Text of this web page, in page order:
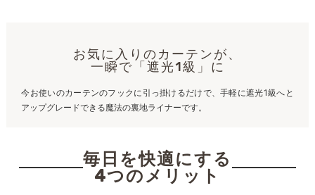
お気に入りのカーテンが、
一瞬で「遮光1級」に
今お使いのカーテンのフックに引っ掛けるだけで、手軽に遮光1級へと
アップグレードできる魔法の裏地ライナーです。
毎日を快適にする
4つのメリット